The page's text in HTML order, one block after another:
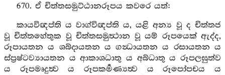
670. ඒ චිත්තසමුට්ඨානරූපය කවරෙ යත්:
කායවිඥප්ති ය වාග්විඥප්ති ය, යළි අන්‍ය වූ ද චිත්තජ
වූ චිත්තහේතුක වූ චිත්තසමුත්‍ථාන වූ යම් රූපයෙක් ඇද්ද,
රූපායතන ය ශබ්දායතන ය ගන්‍ධායතන ය රසායතන ය
ස්ප්‍රෂ්ටව්‍යායතන ය ආකාශධාතු ය අබ්ධාතු ය රූපලඝුත්ව
ය රූපමෘදුත්‍ව ය රූපකර්‍මණ්‍යත්‍ව ය රූපෝපචය ය